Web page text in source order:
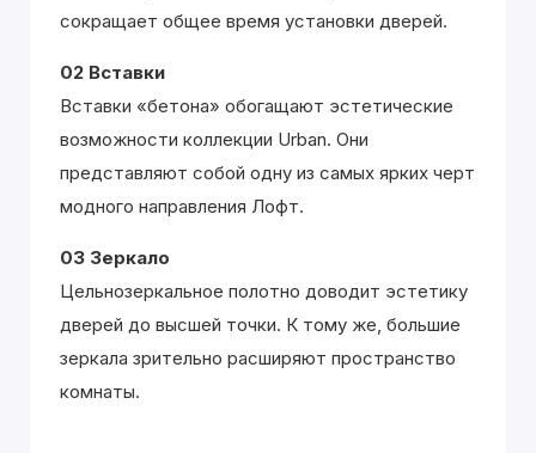
сокращает общее время установки дверей.
02 Вставки
Вставки «бетона» обогащают эстетические
возможности коллекции Urban. Они
представляют собой одну из самых ярких черт
модного направления Лофт.
03 Зеркало
Цельнозеркальное полотно доводит эстетику
дверей до высшей точки. К тому же, большие
зеркала зрительно расширяют пространство
комнаты.